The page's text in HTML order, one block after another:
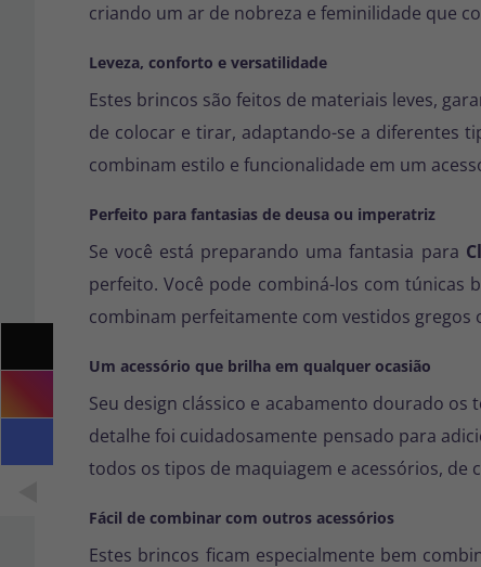
criando um ar de nobreza e feminilidade que
Leveza, conforto e versatilidade
Estes brincos são feitos de materiais leves,
de colocar e tirar, adaptando-se a diferentes
combinam estilo e funcionalidade em um
Perfeito para fantasias de deusa ou imperatriz
Se você está preparando uma fantasia para
perfeito. Você pode combiná-los com túnicas
combinam perfeitamente com vestidos
Um acessório que brilha em qualquer ocasião
Seu design clássico e acabamento dourado
detalhe foi cuidadosamente pensado para
todos os tipos de maquiagem e acessórios, de
Fácil de combinar com outros acessórios
Estes brincos ficam especialmente bem